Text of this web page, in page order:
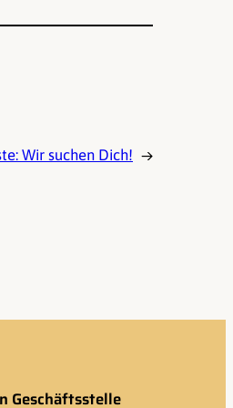
Wir suchen Dich! →
Geschäftsstelle